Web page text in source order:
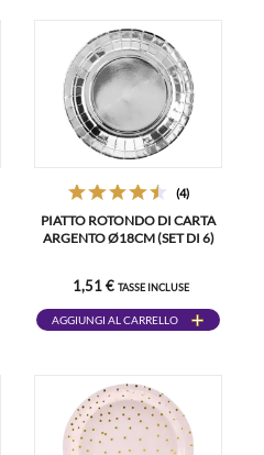
(4)
PIATTO ROTONDO DI CARTA
ARGENTO Ø18CM (SET DI 6)
1,51 € TASSE INCLUSE
AGGIUNGI AL CARRELLO